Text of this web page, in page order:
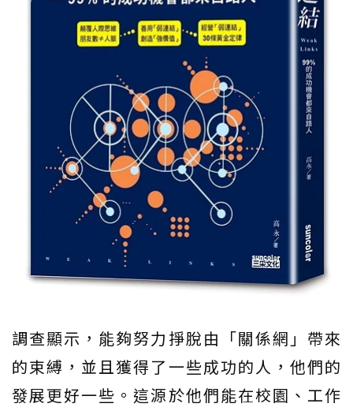
調查顯示，能夠努力掙脫由「關係網」帶來
的束縛，並且獲得了一些成功的人，他們的
發展更好一些。這源於他們能在校園、工作